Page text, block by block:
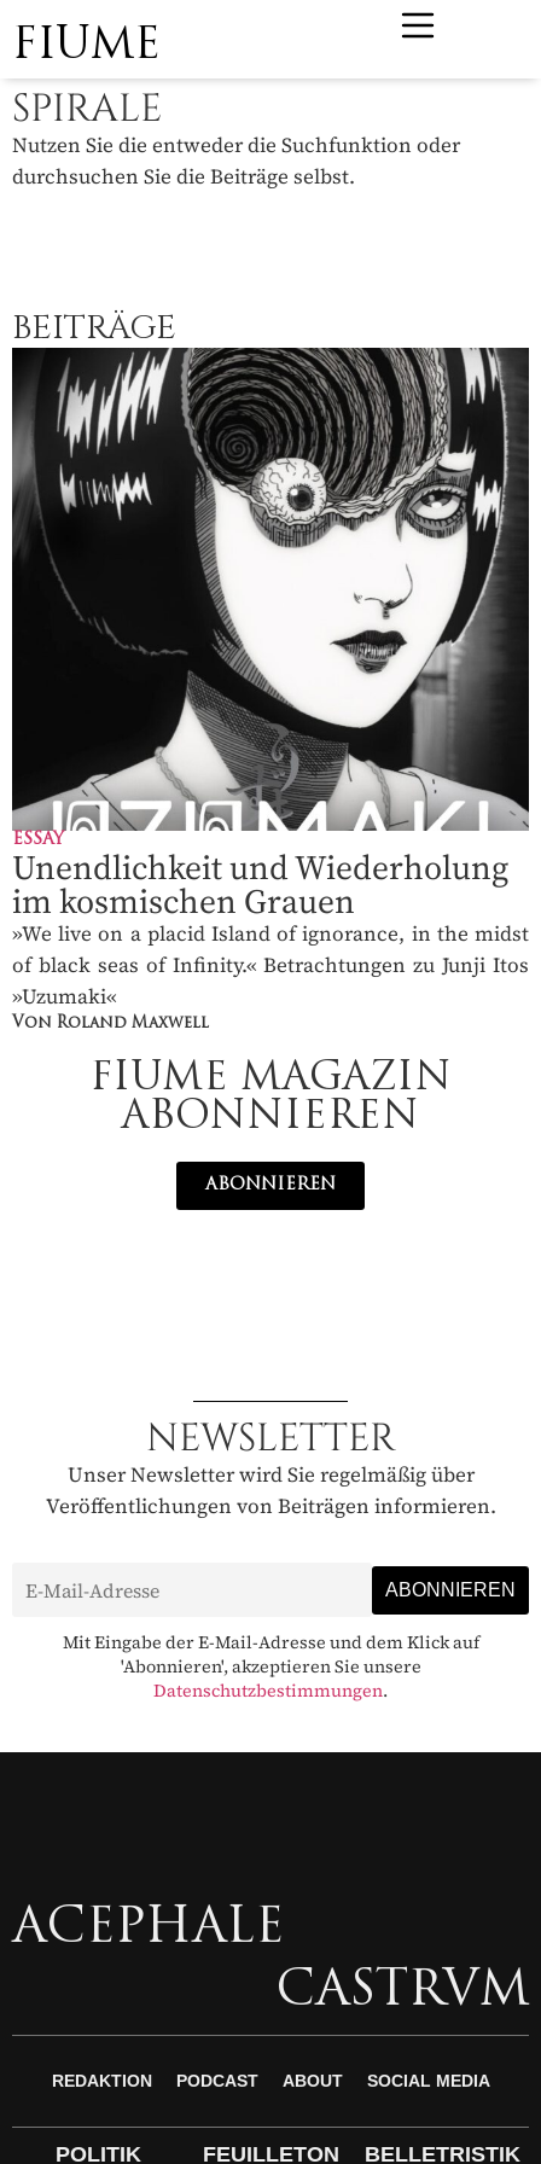
FIUME
SPIRALE
Nutzen Sie die entweder die Suchfunktion oder
durchsuchen Sie die Beiträge selbst.
BEITRÄGE
ESSAY
Unendlichkeit und Wiederholung
im kosmischen Grauen
»We live on a placid Island of ignorance, in the midst
of black seas of Infinity.« Betrachtungen zu Junji Itos
»Uzumaki«
Von Roland Maxwell
FIUME MAGAZIN
ABONNIEREN
ABONNIEREN
NEWSLETTER
Unser Newsletter wird Sie regelmäßig über
Veröffentlichungen von Beiträgen informieren.
Mit Eingabe der E-Mail-Adresse und dem Klick auf
'Abonnieren', akzeptieren Sie unsere
Datenschutzbestimmungen.
ACEPHALE
CASTRVM
REDAKTION PODCAST ABOUT SOCIAL MEDIA
POLITIK FEUILLETON BELLETRISTIK